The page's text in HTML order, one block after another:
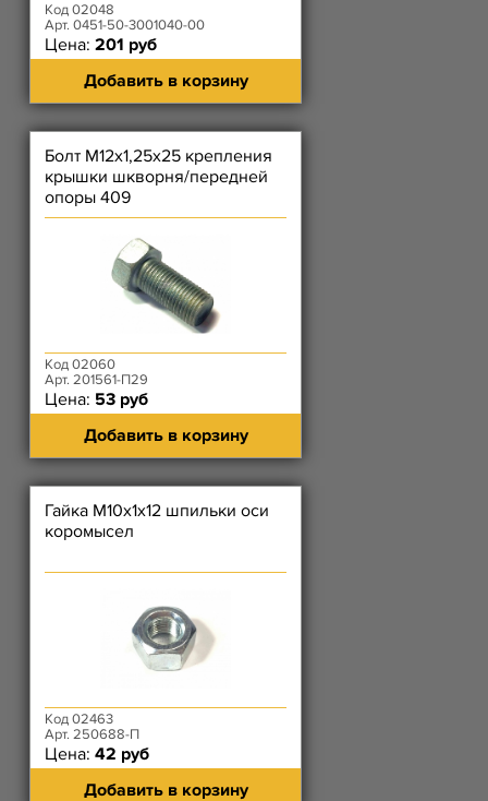
Код 02048
Арт. 0451-50-3001040-00
Цена: 201 руб
Добавить в корзину
Болт М12х1,25х25 крепления
крышки шкворня/передней
опоры 409
Код 02060
Арт. 201561-П29
Цена: 53 руб
Добавить в корзину
Гайка М10х1х12 шпильки оси
коромысел
Код 02463
Арт. 250688-П
Цена: 42 руб
Добавить в корзину